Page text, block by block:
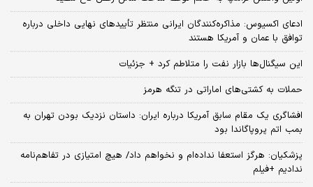
ادعای اکسیوس: مذاکره‌کنندگان ایرانی منتظر تأییدهای نهایی داخلی درباره
توافق با عمان و آمریکا هستند
این سیگنال‌ها بازار نفت را متلاطم کرد + جزئیات
حملات به کشتی‌های اماراتی در تنگه هرمز
افشاگری یک مقام سابق آمریکا درباره ایران: داستان نزدیک بودن تهران به
بمب اتم پروپاگاندا بود
پزشکیان: هرگز استعفا نداده‌ام و نخواهم داد/ هیچ امتیازی در تفاهم‌نامه
ندادیم +فیلم